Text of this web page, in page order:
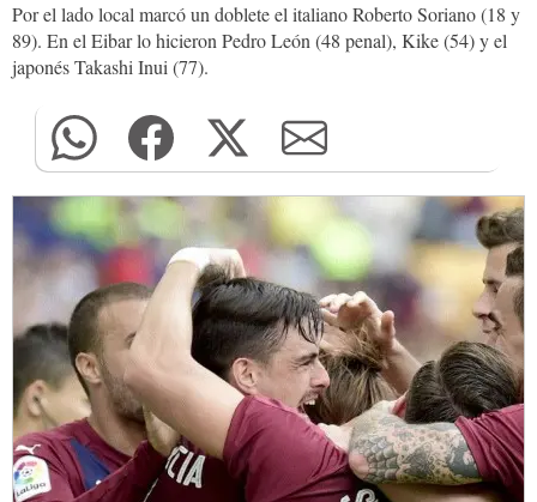
Por el lado local marcó un doblete el italiano Roberto Soriano (18 y
89). En el Eibar lo hicieron Pedro León (48 penal), Kike (54) y el
japonés Takashi Inui (77).